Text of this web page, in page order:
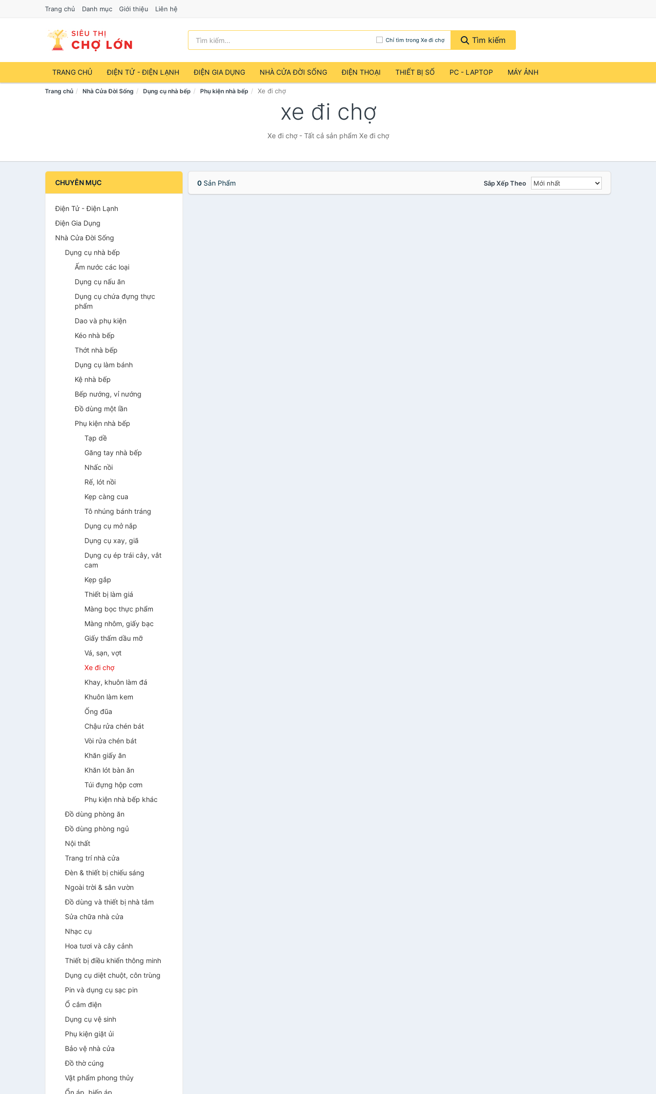
Trang chủ Danh mục Giới thiệu Liên hệ
Chỉ tìm trong Xe đi chợ Tìm kiếm
TRANG CHỦ ĐIỆN TỬ - ĐIỆN LẠNH ĐIỆN GIA DỤNG NHÀ CỬA ĐỜI SỐNG ĐIỆN THOẠI THIẾT BỊ SỐ PC - LAPTOP MÁY ẢNH
Trang chủ Nhà Cửa Đời Sống Dụng cụ nhà bếp Phụ kiện nhà bếp Xe đi chợ
xe đi chợ
Xe đi chợ - Tất cả sản phẩm Xe đi chợ
CHUYÊN MỤC
Điện Tử - Điện Lạnh
Điện Gia Dụng
Nhà Cửa Đời Sống
Dụng cụ nhà bếp
Ấm nước các loại
Dụng cụ nấu ăn
Dụng cụ chứa đựng thực
phẩm
Dao và phụ kiện
Kéo nhà bếp
Thớt nhà bếp
Dụng cụ làm bánh
Kệ nhà bếp
Bếp nướng, vỉ nướng
Đồ dùng một lần
Phụ kiện nhà bếp
Tạp dề
Găng tay nhà bếp
Nhấc nồi
Rế, lót nồi
Kẹp càng cua
Tô nhúng bánh tráng
Dụng cụ mở nắp
Dụng cụ xay, giã
Dụng cụ ép trái cây, vắt
cam
Kẹp gắp
Thiết bị làm giá
Màng bọc thực phẩm
Màng nhôm, giấy bạc
Giấy thấm dầu mỡ
Vá, sạn, vợt
Xe đi chợ
Khay, khuôn làm đá
Khuôn làm kem
Ống đũa
Chậu rửa chén bát
Vòi rửa chén bát
Khăn giấy ăn
Khăn lót bàn ăn
Túi đựng hộp cơm
Phụ kiện nhà bếp khác
Đồ dùng phòng ăn
Đồ dùng phòng ngủ
Nội thất
Trang trí nhà cửa
Đèn & thiết bị chiếu sáng
Ngoài trời & sân vườn
Đồ dùng và thiết bị nhà tắm
Sửa chữa nhà cửa
Nhạc cụ
Hoa tươi và cây cảnh
Thiết bị điều khiển thông minh
Dụng cụ diệt chuột, côn trùng
Pin và dụng cụ sạc pin
Ổ cắm điện
Dụng cụ vệ sinh
Phụ kiện giặt ủi
Bảo vệ nhà cửa
Đồ thờ cúng
Vật phẩm phong thủy
Ổn áp, biến áp
0Sản Phẩm Sắp Xếp Theo